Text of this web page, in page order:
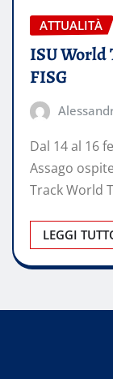
ATTUALITÀ
ISU World
FISG
Dal 14 al 16
Assago
Track World
LEGGI